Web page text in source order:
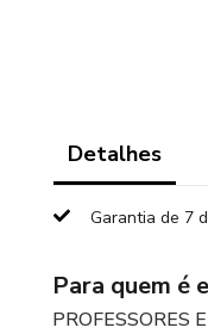
Detalhes
Garantia de 7
Para quem é
PROFESSORES